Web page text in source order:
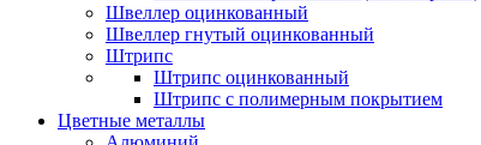
Швеллер оцинкованный
Швеллер гнутый оцинкованный
Штрипс
Штрипс оцинкованный
Штрипс с полимерным покрытием
Цветные металлы